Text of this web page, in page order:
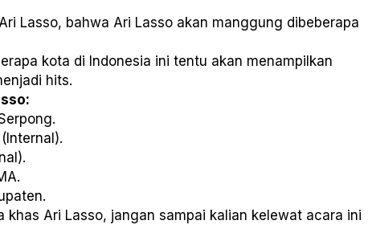
Lasso, bahwa Ari Lasso akan manggung dibeberapa
kota di Indonesia ini tentu akan menampilkan
hits.
khas Ari Lasso, jangan sampai kalian kelewat acara ini